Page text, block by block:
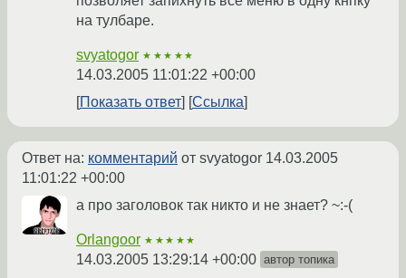
на тулбаре.
svyatogor ★★★★★
14.03.2005 11:01:22 +00:00
Показать ответ
Ссылка
Ответ на: комментарий от svyatogor 14.03.2005
11:01:22 +00:00
а про заголовок так никто и не знает? ~:-(
Orlangoor ★★★★★
14.03.2005 13:29:14 +00:00 автор топика